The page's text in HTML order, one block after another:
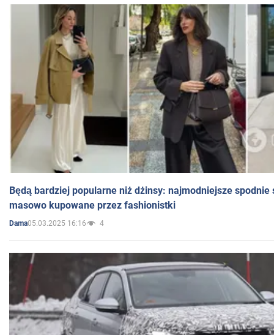
Będą bardziej popularne niż dżinsy: najmodniejsze spodnie
masowo kupowane przez fashionistki
Dama05.03.2025 16:16 4